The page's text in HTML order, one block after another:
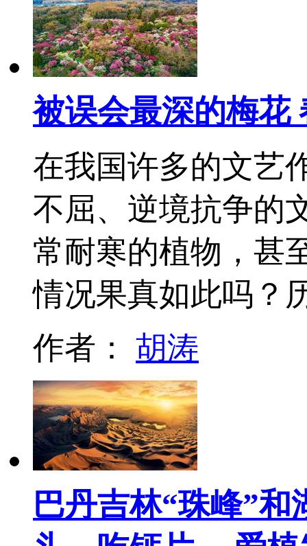
被误会最深的梅花
在我国许多的文艺
不屈、逆境抗争的
常耐寒的植物，甚
情况果真如此吗
作者： 胡涛
巴丹吉林“珠峰”